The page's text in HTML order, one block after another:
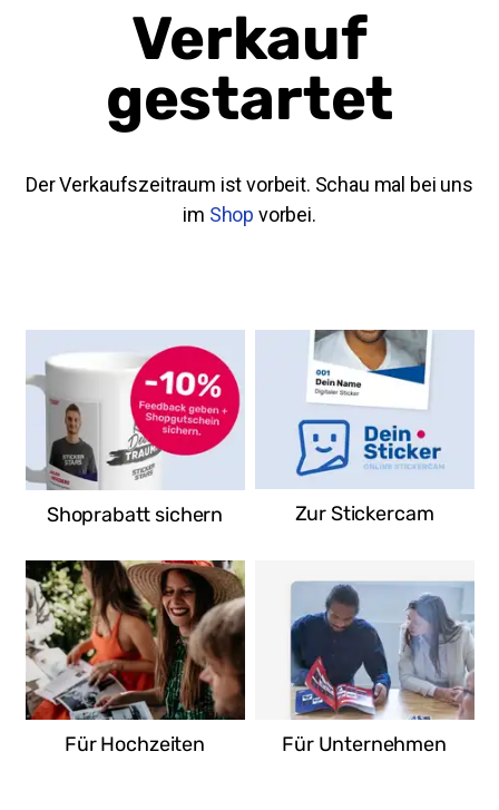
Verkauf
gestartet
Der Verkaufszeitraum ist vorbeit. Schau mal bei uns
im Shop vorbei.
REWE
Alfelder Str. 55a
31139 Hildesheim
Deutschland
Shoprabatt sichern Zur Stickercam
Für Hochzeiten Für Unternehmen